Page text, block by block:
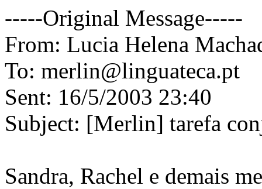
-----Original Message-----
From: Lucia Helena
To: merlin@linguateca.pt
Sent: 16/5/2003 23:40
Subject: [Merlin] tarefa
Sandra, Rachel e demais